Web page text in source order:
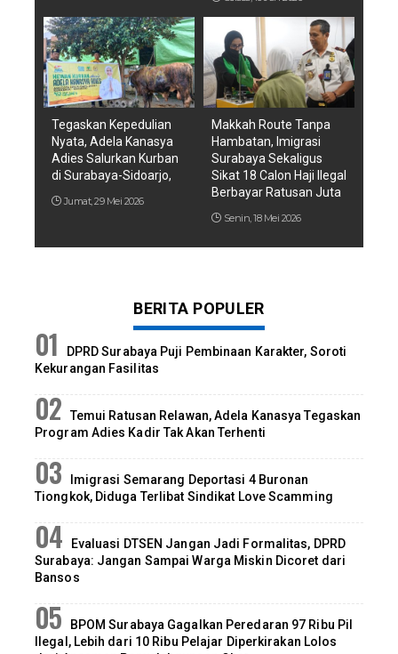
Tegaskan Kepedulian
Nyata, Adela Kanasya
Adies Salurkan Kurban
di Surabaya-Sidoarjo,
Jumat, 29 Mei 2026
Makkah Route Tanpa
Hambatan, Imigrasi
Surabaya Sekaligus
Sikat 18 Calon Haji Ilegal
Berbayar Ratusan Juta
Senin, 18 Mei 2026
BERITA POPULER
DPRD Surabaya Puji Pembinaan Karakter, Soroti
Kekurangan Fasilitas
Temui Ratusan Relawan, Adela Kanasya Tegaskan
Program Adies Kadir Tak Akan Terhenti
Imigrasi Semarang Deportasi 4 Buronan
Tiongkok, Diduga Terlibat Sindikat Love Scamming
Evaluasi DTSEN Jangan Jadi Formalitas, DPRD
Surabaya: Jangan Sampai Warga Miskin Dicoret dari
Bansos
BPOM Surabaya Gagalkan Peredaran 97 Ribu Pil
Ilegal, Lebih dari 10 Ribu Pelajar Diperkirakan Lolos